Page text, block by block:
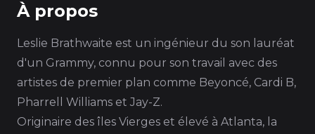
À propos
Leslie Brathwaite est un ingénieur du son lauréat
d'un Grammy, connu pour son travail avec des
artistes de premier plan comme Beyoncé, Cardi B,
Pharrell Williams et Jay-Z.
Originaire des îles Vierges et élevé à Atlanta, la